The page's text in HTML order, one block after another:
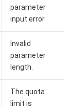
parameter
input error.
Invalid
parameter
length.
The quota
limit is